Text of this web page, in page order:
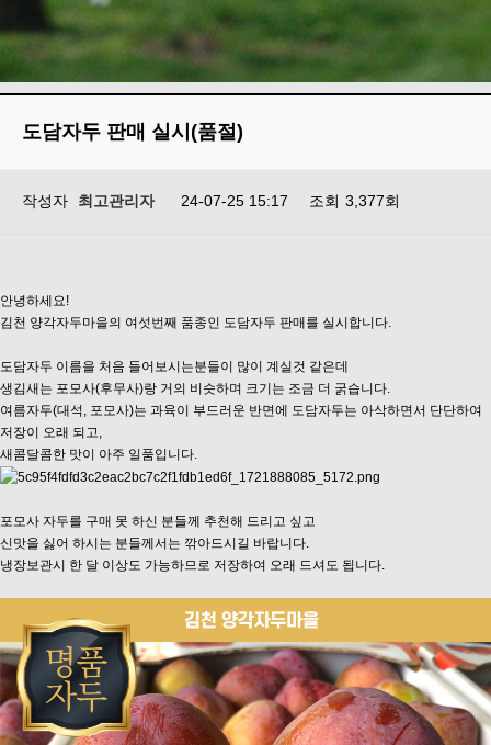
도담자두 판매 실시(품절)
작성자 최고관리자 24-07-25 15:17 조회 3,377회
안녕하세요!
김천 양각자두마을의 여섯번째 품종인 도담자두 판매를 실시합니다.
도담자두 이름을 처음 들어보시는분들이 많이 계실것 같은데
생김새는 포모사(후무사)랑 거의 비슷하며 크기는 조금 더 굵습니다.
여름자두(대석, 포모사)는 과육이 부드러운 반면에 도담자두는 아삭하면서 단단하여
저장이 오래 되고,
새콤달콤한 맛이 아주 일품입니다.
포모사 자두를 구매 못 하신 분들께 추천해 드리고 싶고
신맛을 싫어 하시는 분들께서는 깎아드시길 바랍니다.
냉장보관시 한 달 이상도 가능하므로 저장하여 오래 드셔도 됩니다.